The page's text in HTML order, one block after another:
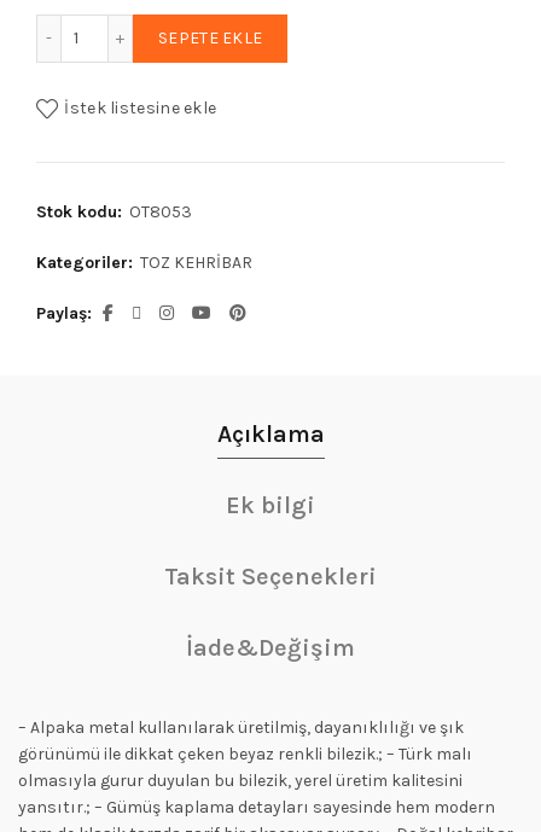
SEPETE EKLE
İstek listesine ekle
Stok kodu: OT8053
Kategoriler: TOZ KEHRİBAR
Paylaş
Açıklama
Ek bilgi
Taksit Seçenekleri
İade&Değişim
– Alpaka metal kullanılarak üretilmiş, dayanıklılığı ve şık
görünümü ile dikkat çeken beyaz renkli bilezik.; – Türk malı
olmasıyla gurur duyulan bu bilezik, yerel üretim kalitesini
yansıtır.; – Gümüş kaplama detayları sayesinde hem modern